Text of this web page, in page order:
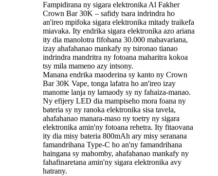
Fampidirana ny sigara elektronika Al Fakher
Crown Bar 30K – safidy tsara indrindra ho
an'ireo mpifoka sigara elektronika mitady traikefa
miavaka. Ity endrika sigara elektronika azo ariana
ity dia manolotra fifohana 30.000 mahavariana,
izay ahafahanao mankafy ny tsironao tianao
indrindra mandritra ny fotoana maharitra kokoa
tsy mila mameno azy intsony.
Manana endrika maoderina sy kanto ny Crown
Bar 30K Vape, tonga lafatra ho an'ireo izay
manome lanja ny lamaody sy ny fahaiza-manao.
Ny efijery LED dia mampiseho mora foana ny
bateria sy ny ranoka elektronika sisa tavela,
ahafahanao manara-maso ny toetry ny sigara
elektronika amin'ny fotoana rehetra. Ity fitaovana
ity dia misy bateria 800mAh ary misy seranana
famandrihana Type-C ho an'ny famandrihana
haingana sy mahomby, ahafahanao mankafy ny
fahafinaretana amin'ny sigara elektronika avy
hatrany.